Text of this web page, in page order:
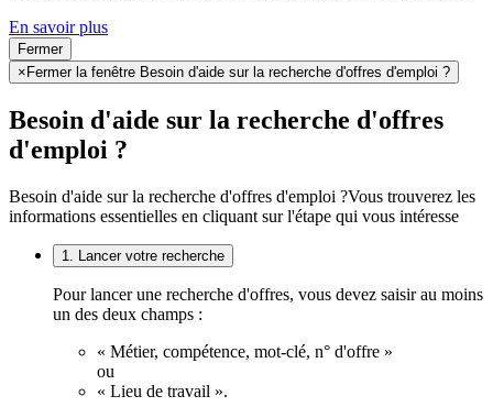
En savoir plus
Fermer
× Fermer la fenêtre Besoin d'aide sur la recherche d'offres d'emploi ?
Besoin d'aide sur la recherche d'offres
d'emploi ?
Besoin d'aide sur la recherche d'offres d'emploi ?Vous trouverez les
informations essentielles en cliquant sur l'étape qui vous intéresse
1. Lancer votre recherche
Pour lancer une recherche d'offres, vous devez saisir au moins
un des deux champs :
« Métier, compétence, mot-clé, n° d'offre »
ou
« Lieu de travail ».